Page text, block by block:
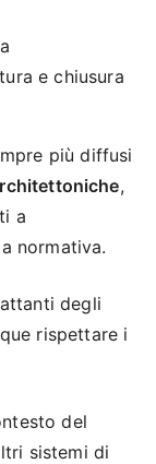
e chiusura
più diffusi
,
a
normativa.
degli
rispettare i
del
sistemi di